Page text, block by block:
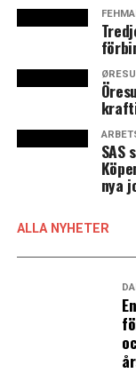
Antal svenska
Huvudstaden och
landet) 2008-2020
Svenska
2011* 13 070
2012
12 184
SAS
nya
ALLA NYHETER